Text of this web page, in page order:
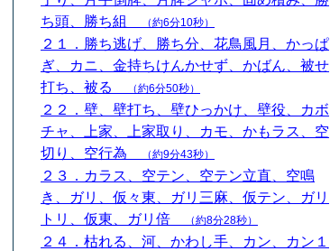
ち頭、勝ち組
（約6分10秒）
２１．勝ち逃げ、勝ち分、花鳥風月、かっぱ
ぎ、カニ、金持ちけんかせず、かばん、被せ
打ち、被る
（約6分50秒）
２２．壁、壁打ち、壁ひっかけ、壁役、カボ
チャ、上家、上家取り、カモ、かもラス、空
切り、空行為
（約9分43秒）
２３．カラス、空テン、空テン立直、空鳴
き、ガリ、仮々東、ガリ三麻、仮テン、ガリ
トリ、仮東、ガリ倍
（約8分28秒）
２４．枯れる、河、かわし手、カン、カン１